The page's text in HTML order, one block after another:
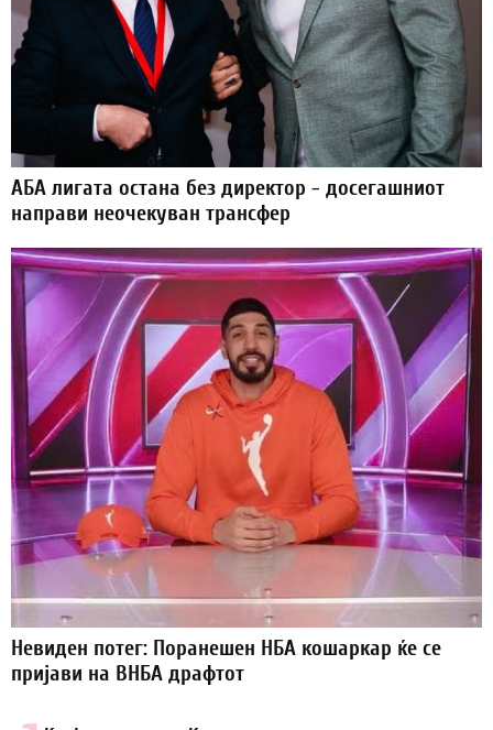
АБА лигата остана без директор - досегашниот
направи неочекуван трансфер
Невиден потег: Поранешен НБА кошаркар ќе се
пријави на ВНБА драфтот